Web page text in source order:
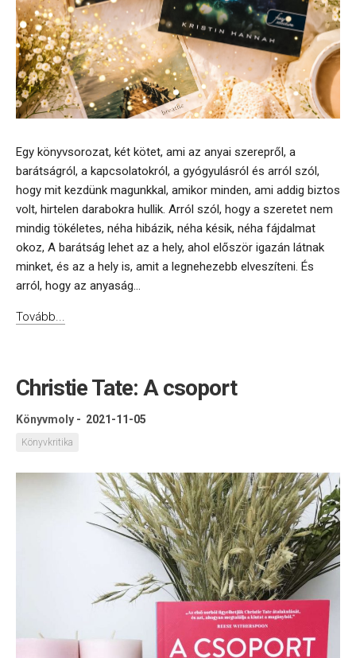
Egy könyvsorozat, két kötet, ami az anyai szerepről, a
barátságról, a kapcsolatokról, a gyógyulásról és arról szól,
hogy mit kezdünk magunkkal, amikor minden, ami addig biztos
volt, hirtelen darabokra hullik. Arról szól, hogy a szeretet nem
mindig tökéletes, néha hibázik, néha késik, néha fájdalmat
okoz, A barátság lehet az a hely, ahol először igazán látnak
minket, és az a hely is, amit a legnehezebb elveszíteni. És
arról, hogy az anyaság...
Tovább...
Christie Tate: A csoport
Könyvmoly - 2021-11-05
Könyvkritika